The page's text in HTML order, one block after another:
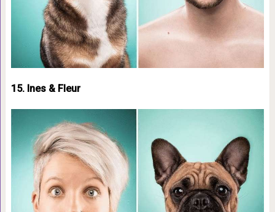
15. Ines & Fleur